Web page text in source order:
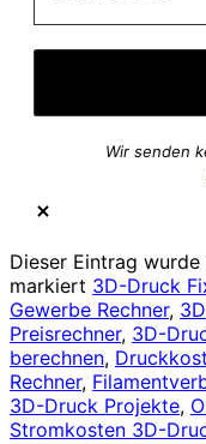
Wir senden
Dieser Eintrag wurde
markiert 3D-Druck
Gewerbe Rechner,
Preisrechner, 3D-
berechnen,
Rechner,
3D-Druck Projekte,
Stromkosten 3D-